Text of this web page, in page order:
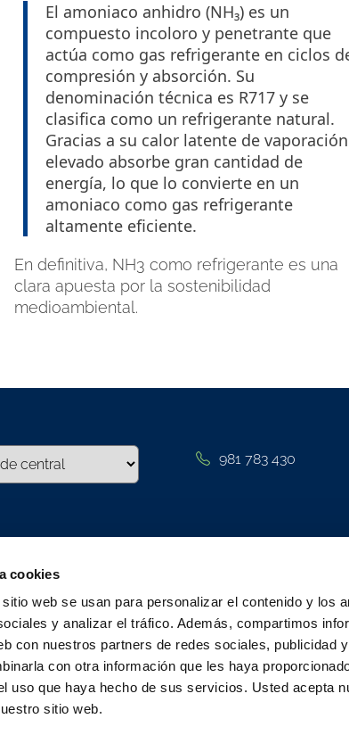
cookies
web se usan para personalizar el contenido y los
y analizar el tráfico. Además, compartimos
con nuestros partners de redes sociales, publicidad
con otra información que les haya
uso que haya hecho de sus servicios. Usted acepta
sitio web.
El amoniaco anhidro (NH₃) es un
compuesto incoloro y penetrante que
actúa como gas refrigerante en ciclos
compresión y absorción. Su
denominación técnica es R717 y se
clasifica como un refrigerante natural.
Gracias a su calor latente de vaporación
elevado absorbe gran cantidad de
energía, lo que lo convierte en un
amoniaco como gas refrigerante
altamente eficiente.
En definitiva, NH3 como refrigerante es una
clara apuesta por la sostenibilidad
medioambiental.
981 783 430
a nuestra
y permanece
a nuestros eventos
Suscribirme